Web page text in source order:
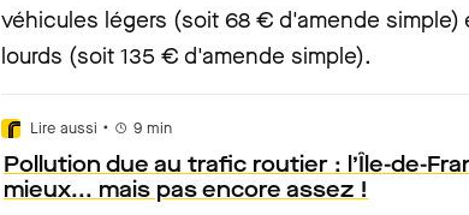
véhicules légers (soit 68 € d'amende simple)
lourds (soit 135 € d'amende simple).
Lire aussi • 9 min
Pollution due au trafic routier : l’Île-de-
mieux... mais pas encore assez !